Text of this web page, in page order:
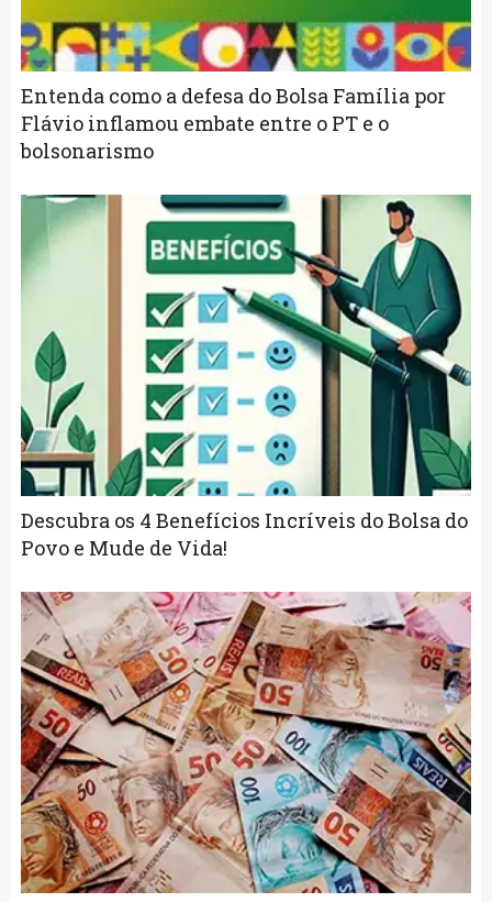
Entenda como a defesa do Bolsa Família por
Flávio inflamou embate entre o PT e o
bolsonarismo
Descubra os 4 Benefícios Incríveis do Bolsa do
Povo e Mude de Vida!